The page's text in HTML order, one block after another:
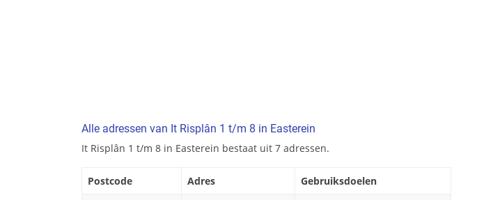
Alle adressen van It Risplân 1 t/m 8 in Easterein
It Risplân 1 t/m 8 in Easterein bestaat uit 7 adressen.
Postcode Adres
Gebruiksdoelen